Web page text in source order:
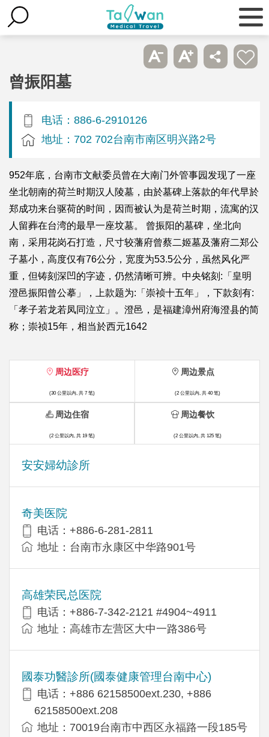
曾振阳墓
电话：886-6-2910126
地址：702 702台南市南区明兴路2号
952年底，台南市文献委员曾在大南门外管事园发现了一座
坐北朝南的荷兰时期汉人陵墓，由於墓碑上落款的年代早於
郑成功来台驱荷的时间，因而被认为是荷兰时期，流寓的汉
人留葬在台湾的最早一座坟墓。 曾振阳的墓碑，坐北向
南，采用花岗石打造，尺寸较藩府曾蔡二姬墓及藩府二郑公
子墓小，高度仅有76公分，宽度为53.5公分，虽然风化严
重，但铸刻深凹的字迹，仍然清晰可辨。中央铭刻:「皇明
澄邑振阳曾公摹」，上款题为:「崇祯十五年」，下款刻有:
「孝子若龙若凤同泣立」。澄邑，是福建漳州府海澄县的简
称；崇祯15年，相当於西元1642
周边医疗
(30 公里以内, 共 7 笔)
安安婦幼診所
奇美医院
电话：+886-6-281-2811
地址：台南市永康区中华路901号
高雄荣民总医院
电话：+886-7-342-2121 #4904~4911
地址：高雄市左营区大中一路386号
國泰功醫診所(國泰健康管理台南中心)
电话：+886 62158500ext.230, +886
62158500ext.208
地址：70019台南市中西区永福路一段185号
周边景点
(2 公里以内, 共 40 笔)
周边住宿
(2 公里以内, 共 19 笔)
周边餐饮
(2 公里以内, 共 125 笔)